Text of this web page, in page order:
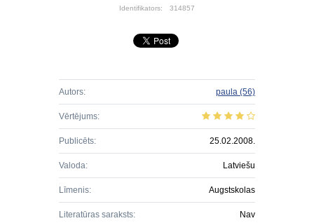
Identifikators: 314857
Autors: paula (56)
Vērtējums:
Publicēts: 25.02.2008.
Valoda: Latviešu
Līmenis: Augstskolas
Literatūras saraksts: Nav